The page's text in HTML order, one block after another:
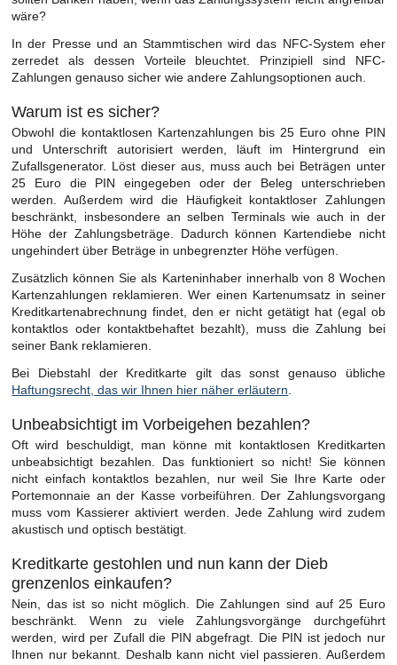
wäre?
In der Presse und an Stammtischen wird das NFC-System eher
zerredet als dessen Vorteile bleuchtet. Prinzipiell sind NFC-
Zahlungen genauso sicher wie andere Zahlungsoptionen auch.
Warum ist es sicher?
Obwohl die kontaktlosen Kartenzahlungen bis 25 Euro ohne PIN
und Unterschrift autorisiert werden, läuft im Hintergrund ein
Zufallsgenerator. Löst dieser aus, muss auch bei Beträgen unter
25 Euro die PIN eingegeben oder der Beleg unterschrieben
werden. Außerdem wird die Häufigkeit kontaktloser Zahlungen
beschränkt, insbesondere an selben Terminals wie auch in der
Höhe der Zahlungsbeträge. Dadurch können Kartendiebe nicht
ungehindert über Beträge in unbegrenzter Höhe verfügen.
Zusätzlich können Sie als Karteninhaber innerhalb von 8 Wochen
Kartenzahlungen reklamieren. Wer einen Kartenumsatz in seiner
Kreditkartenabrechnung findet, den er nicht getätigt hat (egal ob
kontaktlos oder kontaktbehaftet bezahlt), muss die Zahlung bei
seiner Bank reklamieren.
Bei Diebstahl der Kreditkarte gilt das sonst genauso übliche
Haftungsrecht, das wir Ihnen hier näher erläutern.
Unbeabsichtigt im Vorbeigehen bezahlen?
Oft wird beschuldigt, man könne mit kontaktlosen Kreditkarten
unbeabsichtigt bezahlen. Das funktioniert so nicht! Sie können
nicht einfach kontaktlos bezahlen, nur weil Sie Ihre Karte oder
Portemonnaie an der Kasse vorbeiführen. Der Zahlungsvorgang
muss vom Kassierer aktiviert werden. Jede Zahlung wird zudem
akustisch und optisch bestätigt.
Kreditkarte gestohlen und nun kann der Dieb
grenzenlos einkaufen?
Nein, das ist so nicht möglich. Die Zahlungen sind auf 25 Euro
beschränkt. Wenn zu viele Zahlungsvorgänge durchgeführt
werden, wird per Zufall die PIN abgefragt. Die PIN ist jedoch nur
Ihnen nur bekannt. Deshalb kann nicht viel passieren. Außerdem